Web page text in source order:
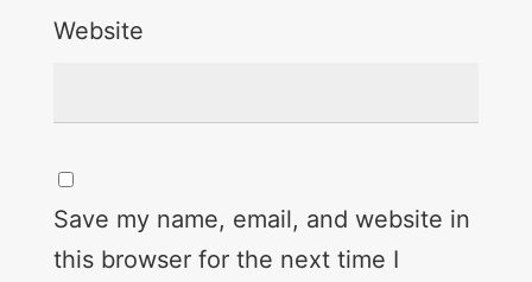
Website
Save my name, email, and website in
this browser for the next time I